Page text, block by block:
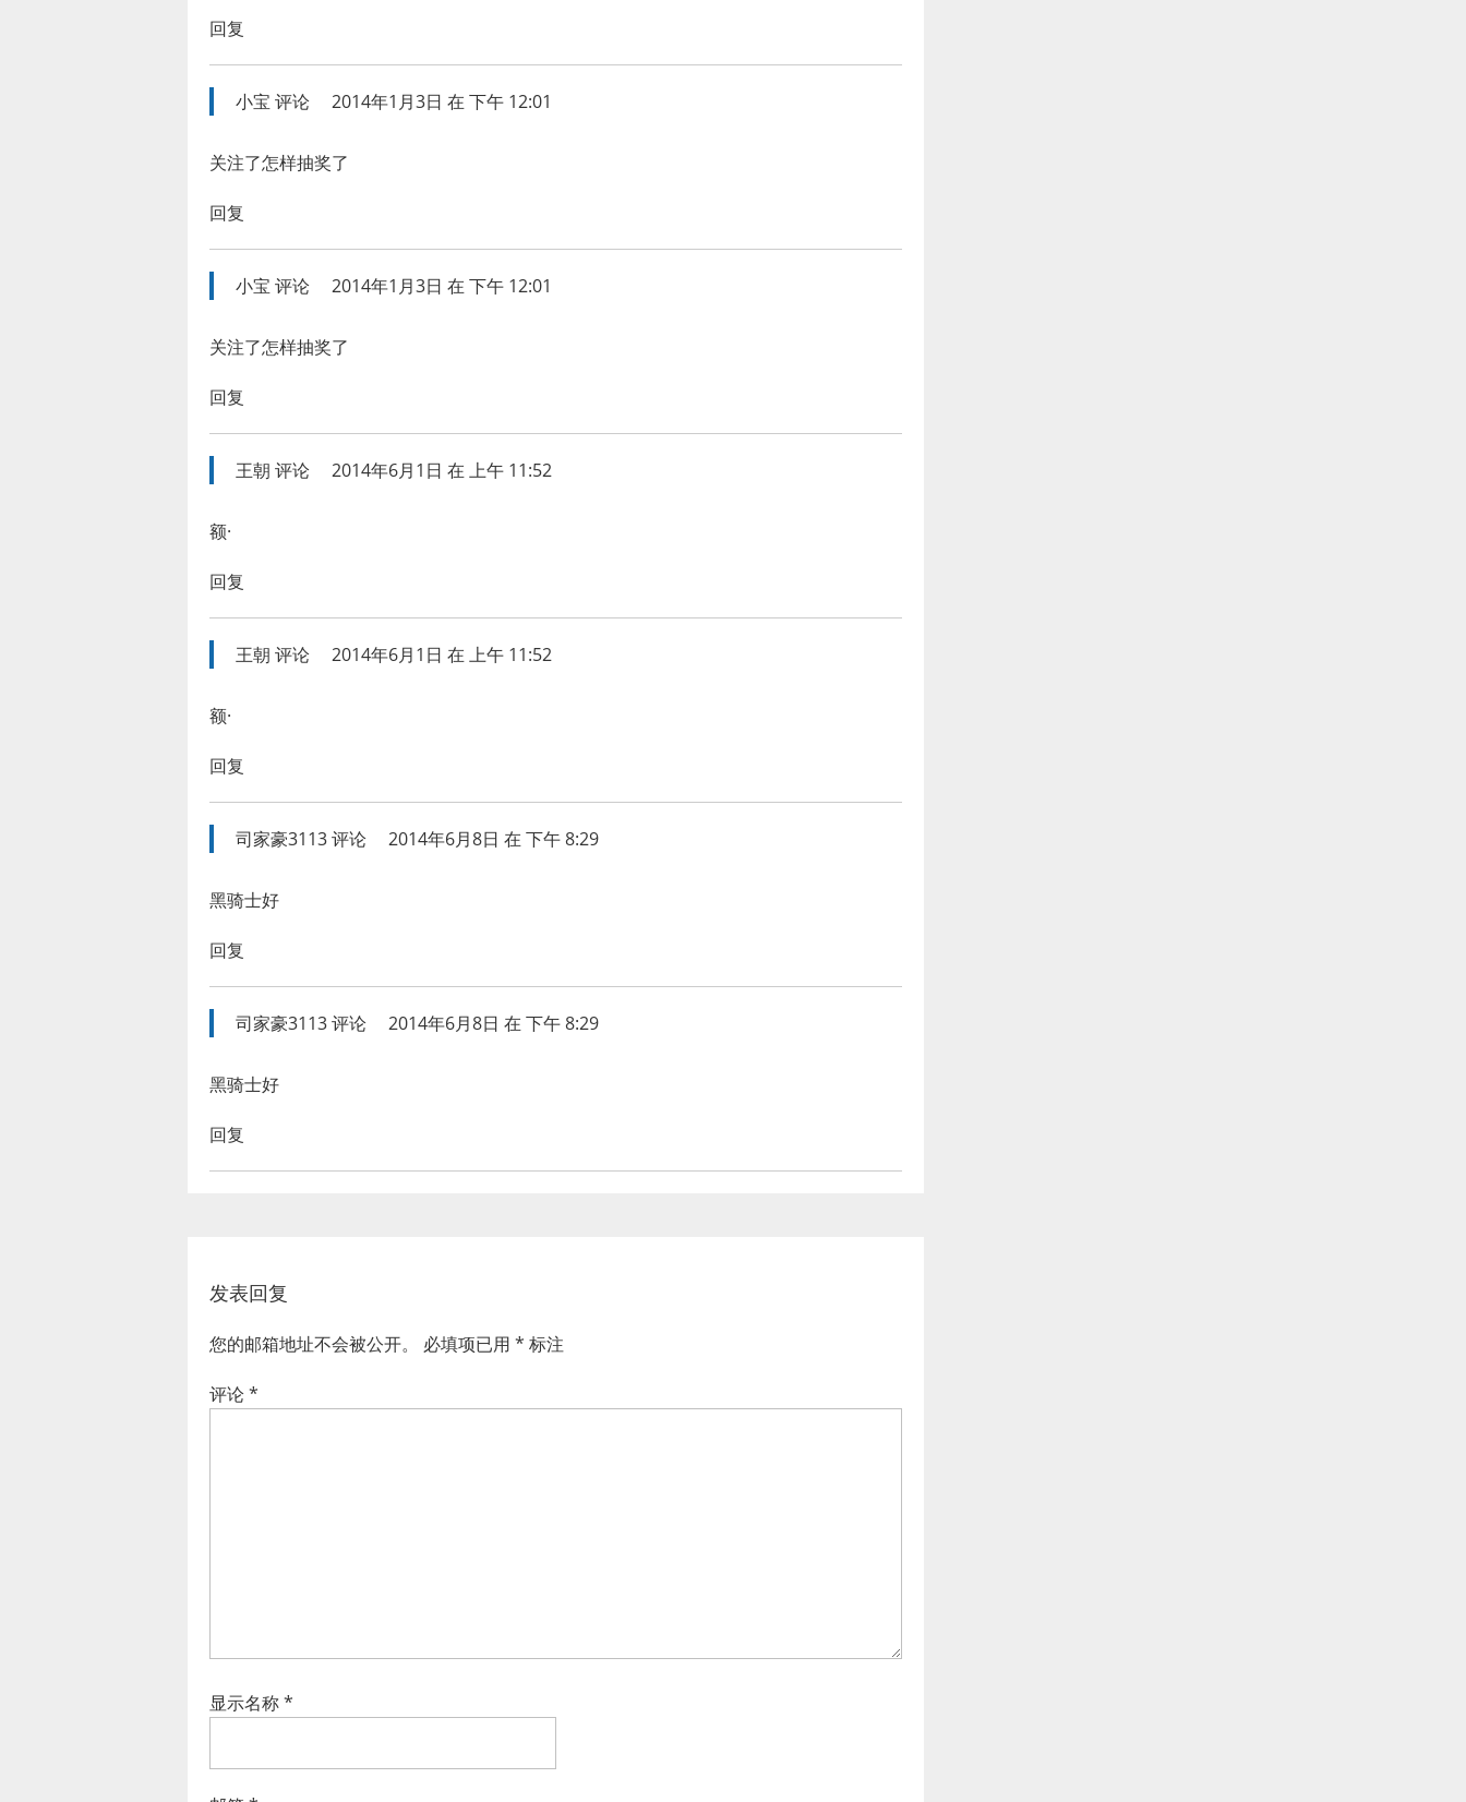
回复
小宝 评论 2014年1月3日 在 下午 12:01
关注了怎样抽奖了
回复
小宝 评论 2014年1月3日 在 下午 12:01
关注了怎样抽奖了
回复
王朝 评论 2014年6月1日 在 上午 11:52
额·
回复
王朝 评论 2014年6月1日 在 上午 11:52
额·
回复
司家豪3113评论 2014年6月8日 在 下午 8:29
黑骑士好
回复
司家豪3113评论 2014年6月8日 在 下午 8:29
黑骑士好
回复
发表回复
您的邮箱地址不会被公开。 必填项已用 * 标注
评论*
显示名称*